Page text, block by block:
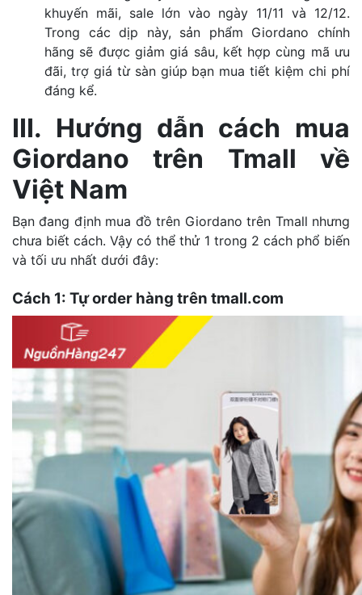
khuyến mãi, sale lớn vào ngày 11/11 và 12/12.
Trong các dịp này, sản phẩm Giordano chính
hãng sẽ được giảm giá sâu, kết hợp cùng mã ưu
đãi, trợ giá từ sàn giúp bạn mua tiết kiệm chi phí
đáng kể.
III. Hướng dẫn cách mua
Giordano trên Tmall về
Việt Nam
Bạn đang định mua đồ trên Giordano trên Tmall nhưng
chưa biết cách. Vậy có thể thử 1 trong 2 cách phổ biến
và tối ưu nhất dưới đây:
Cách 1: Tự order hàng trên tmall.com